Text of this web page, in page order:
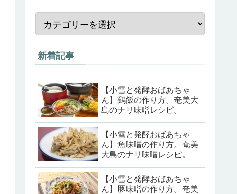
新着記事
【小雪と発酵おばあちゃ
ん】鶏飯の作り方。奄美大
島のナリ味噌レシピ。
【小雪と発酵おばあちゃ
ん】魚味噌の作り方。奄美
大島のナリ味噌レシピ。
【小雪と発酵おばあちゃ
ん】豚味噌の作り方。奄美